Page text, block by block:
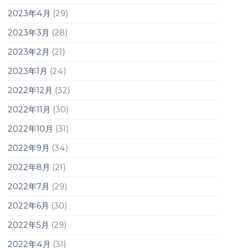
2023年4月 (29)
2023年3月 (28)
2023年2月 (21)
2023年1月 (24)
2022年12月 (32)
2022年11月 (30)
2022年10月 (31)
2022年9月 (34)
2022年8月 (21)
2022年7月 (29)
2022年6月 (30)
2022年5月 (29)
2022年4月 (31)